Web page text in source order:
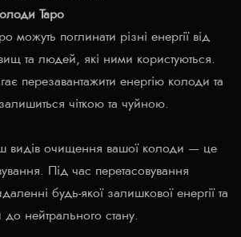
Таро
можуть поглинати різні енергії від
та людей, які ними користуються.
перезавантажити енергію колоди та
чіткою та чуйною.
видів очищення вашої колоди — це
Під час перетасовування
будь-якої залишкової енергії та
нейтрального стану.